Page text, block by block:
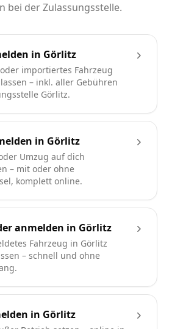
bei der Zulassungsstelle.
in Görlitz
importiertes Fahrzeug
– inkl. aller Gebühren
Görlitz.
in Görlitz
Umzug auf dich
– mit oder ohne
komplett online.
anmelden in Görlitz
Fahrzeug in Görlitz
– schnell und ohne
in Görlitz